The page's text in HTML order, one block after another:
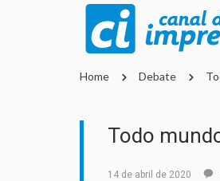
Home Debate
Todo
14 de abril de 2020